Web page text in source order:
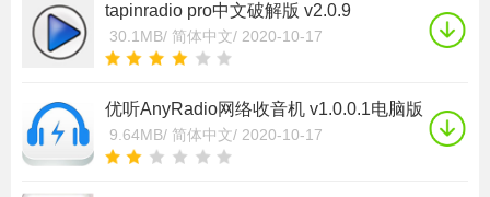
tapinradio pro中文破解版 v2.0.9
30.1MB/ 简体中文/ 2020-10-17
优听AnyRadio网络收音机 v1.0.0.1电脑版
9.64MB/ 简体中文/ 2020-10-17